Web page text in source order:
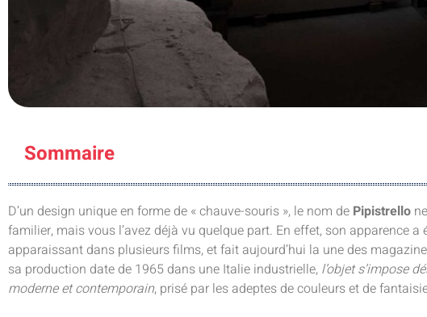
Sommaire
D’un design unique en forme de « chauve-souris », le nom de Pipistrello
familier, mais vous l’avez déjà vu quelque part. En effet, son apparence a
apparaissant dans plusieurs films, et fait aujourd’hui la une des
sa production date de 1965 dans une Italie industrielle, l’objet s’impose
moderne et contemporain, prisé par les adeptes de couleurs et de